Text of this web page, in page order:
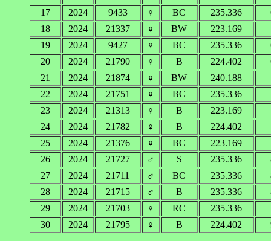
17
2024 9433 ♀ BC 235.336
18
2024 21337 ♀ BW 223.169
19
2024 9427 ♀ BC 235.336
20
2024 21790 ♀ B 224.402
21
2024 21874 ♀ BW 240.188
22
2024 21751 ♀ BC 235.336
23
2024 21313 ♀ B 223.169
24
2024 21782 ♀ B 224.402
25
2024 21376 ♀ BC 223.169
26
2024 21727 ♂ S 235.336
27
2024 21711 ♂ BC 235.336
28
2024 21715 ♂ B 235.336
29
2024 21703 ♀ RC 235.336
30
2024 21795 ♀ B 224.402